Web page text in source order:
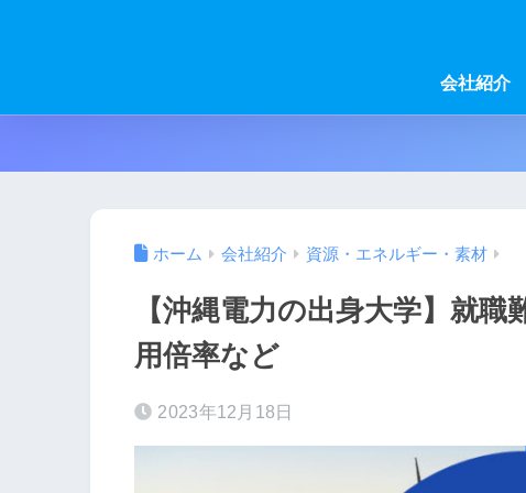
会社紹介
ホーム 会社紹介 資源・エネルギー・素材
【沖縄電力の出身大学】就
用倍率など
2023年12月18日